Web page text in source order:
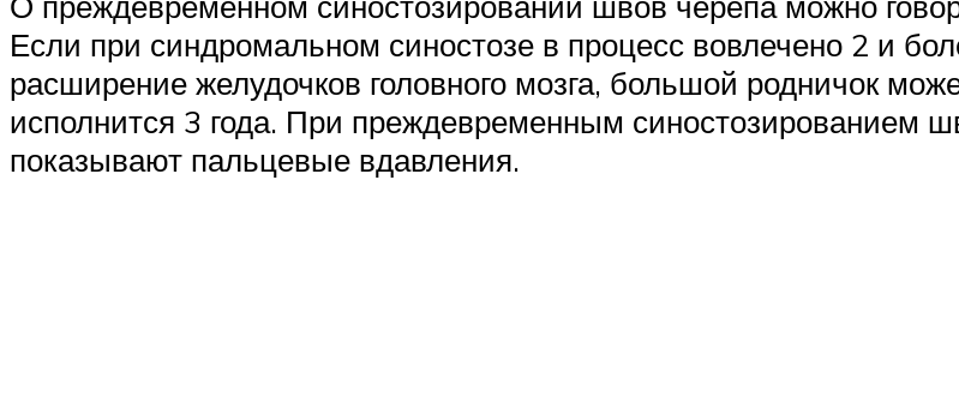
Если при синдромальном синостозе в процесс вовлечено 2 и
расширение желудочков головного мозга, большой родничок
исполнится 3 года. При преждевременным синостозированием
показывают пальцевые вдавления.